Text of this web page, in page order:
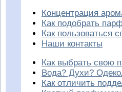
Концентрация
Как подобрать
Как пользоваться
Наши контакты
Как выбрать свою
Вода? Духи?
Как отличить